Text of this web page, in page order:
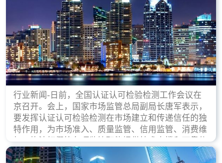
行业新闻-日前，全国认证认可检验检测工作会议在
京召开。会上，国家市场监管总局副局长唐军表示，
要发挥认证认可检验检测在市场建立和传递信任的独
特作用，为市场准入、质量监管、信用监管、消费维
权、执法打假等各项监管职能提供技术支撑和可靠依
据。